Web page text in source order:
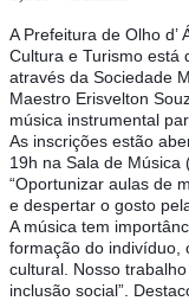
A Prefeitura de Olho
Cultura e Turismo está
através da Sociedade
Maestro Erisvelton
música instrumental
As inscrições estão
19h na Sala de Música
“Oportunizar aulas de
e despertar o gosto
A música tem
formação do indivíduo,
cultural. Nosso
inclusão social”.